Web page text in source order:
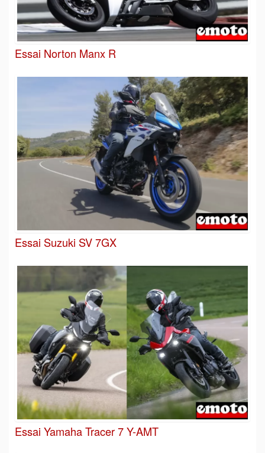
Essai Norton Manx R
Essai Suzuki SV 7GX
Essai Yamaha Tracer 7 Y-AMT